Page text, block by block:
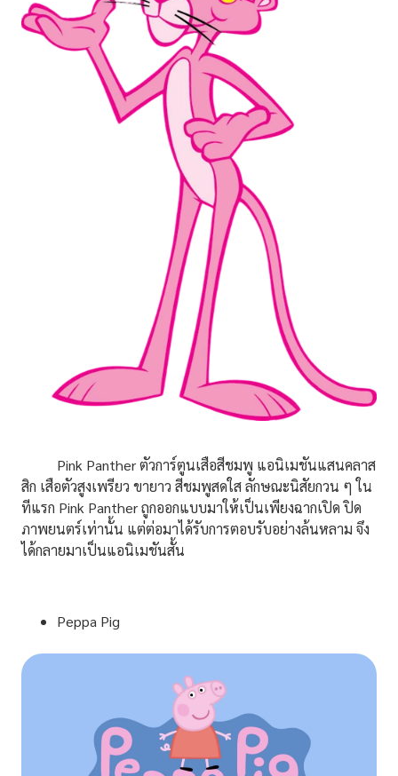
Pink Panther ตัวการ์ตูนเสือสีชมพู แอนิเมชันแสนคลาส
สิก เสือตัวสูงเพรียว ขายาว สีชมพูสดใส ลักษณะนิสัยกวน ๆ ใน
ทีแรก Pink Panther ถูกออกแบบมาให้เป็นเพียงฉากเปิด ปิด
ภาพยนตร์เท่านั้น แต่ต่อมาได้รับการตอบรับอย่างล้นหลาม จึง
ได้กลายมาเป็นแอนิเมชันสั้น
Peppa Pig